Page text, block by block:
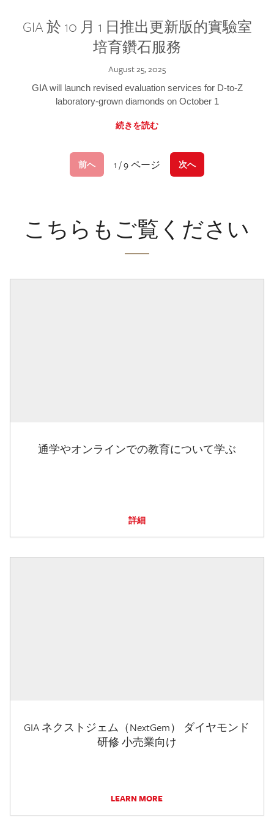
GIA 於 10 月 1 日推出更新版的實驗室
培育鑽石服務
August 25, 2025
GIA will launch revised evaluation services for D-to-Z
laboratory-grown diamonds on October 1
続きを読む
前へ 1 / 9 ページ 次へ
こちらもご覧ください
通学やオンラインでの教育について学ぶ
詳細
GIA ネクストジェム（NextGem） ダイヤモンド
研修 小売業向け
LEARN MORE